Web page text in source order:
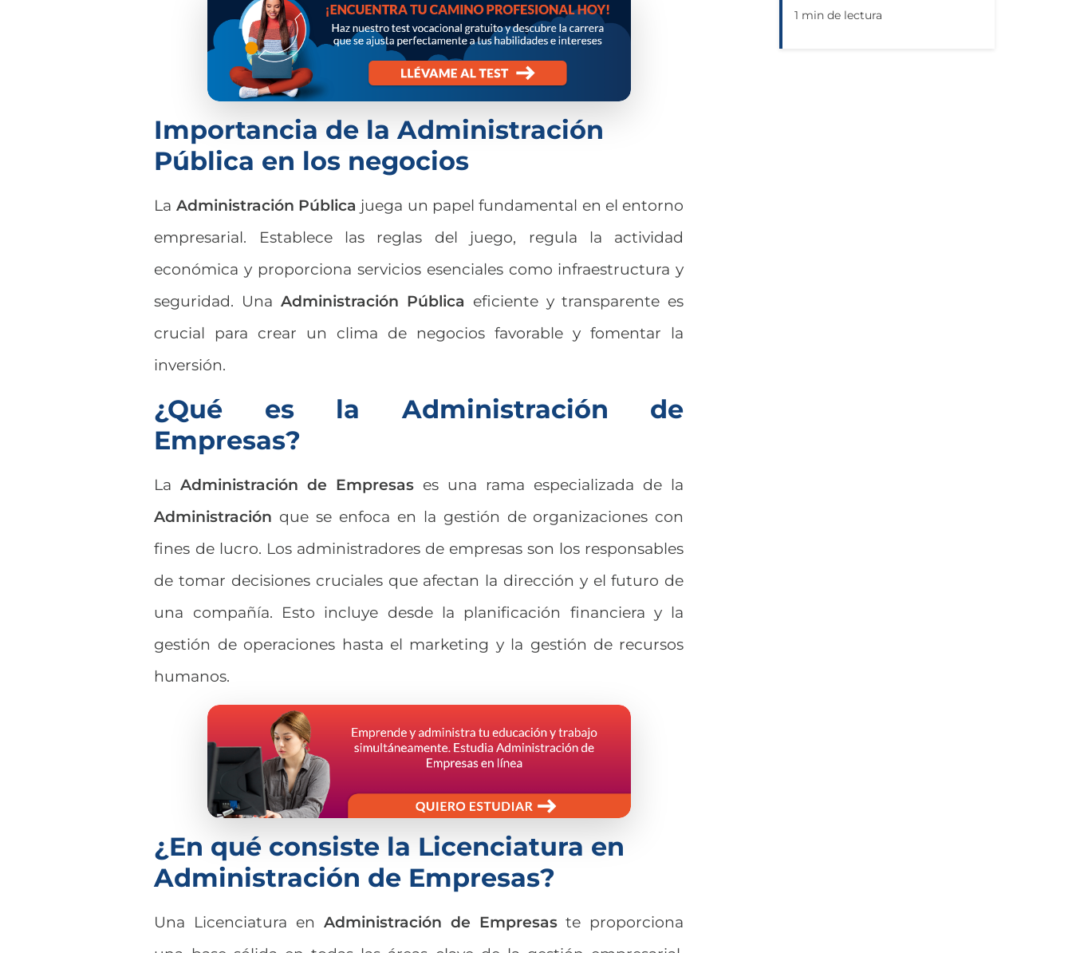
Importancia de la Administración
Pública en los negocios
La Administración Pública juega un papel fundamental en el entorno
empresarial. Establece las reglas del juego, regula la actividad
económica y proporciona servicios esenciales como infraestructura y
seguridad. UnaAdministración Pública eficiente y transparente es
crucial para crear un clima de negocios favorable y fomentar la
inversión.
¿Qué es la Administración de
Empresas?
LaAdministración de Empresas es una rama especializada de la
Administración que se enfoca en la gestión de organizaciones con
fines de lucro. Los administradores de empresas son los responsables
de tomar decisiones cruciales que afectan la dirección y el futuro de
una compañía. Esto incluye desde la planificación financiera y la
gestión de operaciones hasta el marketing y la gestión de recursos
humanos.
¿En qué consiste la Licenciatura en
Administración de Empresas?
Una Licenciatura en Administración de Empresaste proporciona
1 min de lectura